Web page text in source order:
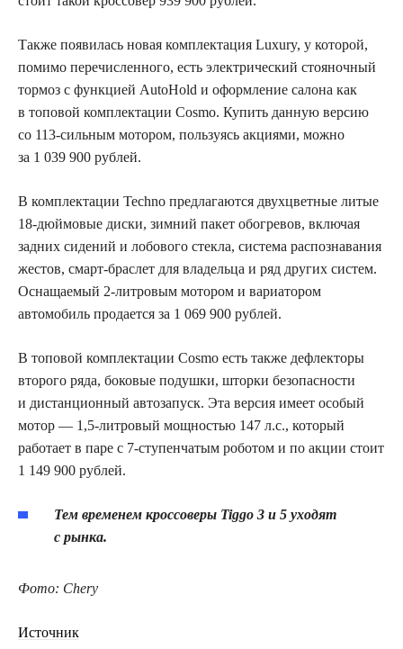
Также появилась новая комплектация Luxury, у которой,
помимо перечисленного, есть электрический стояночный
тормоз с функцией AutoHold и оформление салона как
в топовой комплектации Cosmo. Купить данную версию
со 113-сильным мотором, пользуясь акциями, можно
за 1 039 900 рублей.
В комплектации Techno предлагаются двухцветные литые
18-дюймовые диски, зимний пакет обогревов, включая
задних сидений и лобового стекла, система распознавания
жестов, смарт-браслет для владельца и ряд других систем.
Оснащаемый 2-литровым мотором и вариатором
автомобиль продается за 1 069 900 рублей.
В топовой комплектации Cosmo есть также дефлекторы
второго ряда, боковые подушки, шторки безопасности
и дистанционный автозапуск. Эта версия имеет особый
мотор — 1,5-литровый мощностью 147 л.с., который
работает в паре с 7-ступенчатым роботом и по акции стоит
1 149 900 рублей.
Тем временем кроссоверы Tiggo 3 и 5 уходят
с рынка.
Фото: Chery
Источник